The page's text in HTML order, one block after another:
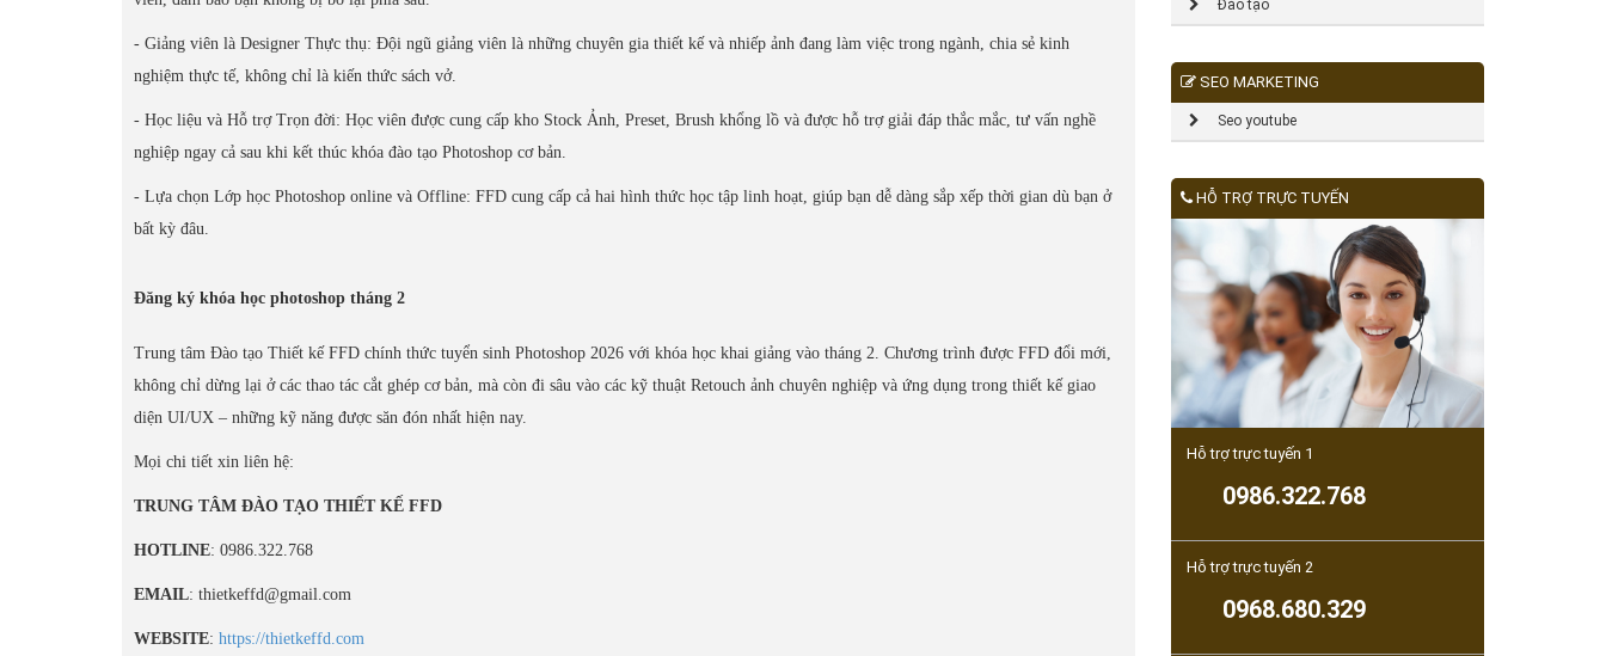
- Giảng viên là Designer Thực thụ: Đội ngũ giảng viên là những chuyên gia thiết kế và nhiếp ảnh đang làm việc trong ngành, chia sẻ kinh
nghiệm thực tế, không chỉ là kiến thức sách vở.
- Học liệu và Hỗ trợ Trọn đời: Học viên được cung cấp kho Stock Ảnh, Preset, Brush khổng lồ và được hỗ trợ giải đáp thắc mắc, tư vấn nghề
nghiệp ngay cả sau khi kết thúc khóa đào tạo Photoshop cơ bản.
- Lựa chọn Lớp học Photoshop online và Offline: FFD cung cấp cả hai hình thức học tập linh hoạt, giúp bạn dễ dàng sắp xếp thời gian dù bạn ở
bất kỳ đâu.
Đăng ký khóa học photoshop tháng 2
Trung tâm Đào tạo Thiết kế FFD chính thức tuyển sinh Photoshop 2026 với khóa học khai giảng vào tháng 2. Chương trình được FFD đổi mới,
không chỉ dừng lại ở các thao tác cắt ghép cơ bản, mà còn đi sâu vào các kỹ thuật Retouch ảnh chuyên nghiệp và ứng dụng trong thiết kế giao
diện UI/UX – những kỹ năng được săn đón nhất hiện nay.
Mọi chi tiết xin liên hệ:
TRUNG TÂM ĐÀO TẠO THIẾT KẾ FFD
HOTLINE: 0986.322.768
EMAIL: thietkeffd@gmail.com
WEBSITE: https://thietkeffd.com
Đào tạo
SEO MARKETING
Seo youtube
HỖ TRỢ TRỰC TUYẾN
Hỗ trợ trực tuyến 1
0986.322.768
Hỗ trợ trực tuyến 2
0968.680.329